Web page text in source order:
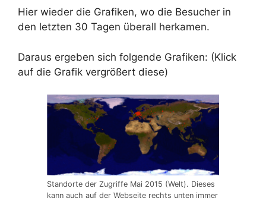
Hier wieder die Grafiken, wo die Besucher in
den letzten 30 Tagen überall herkamen.
Daraus ergeben sich folgende Grafiken: (Klick
auf die Grafik vergrößert diese)
Standorte der Zugriffe Mai 2015 (Welt). Dieses
kann auch auf der Webseite rechts unten immer